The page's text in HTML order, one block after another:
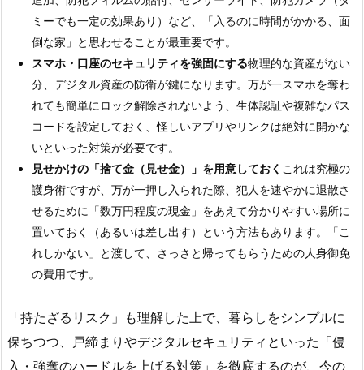
ミーでも一定の効果あり）など、「入るのに時間がかかる、面
倒な家」と思わせることが最重要です。
スマホ・口座のセキュリティを強固にする物理的な資産がない
分、デジタル資産の防衛が鍵になります。万が一スマホを奪わ
れても簡単にロック解除されないよう、生体認証や複雑なパス
コードを設定しておく、怪しいアプリやリンクは絶対に開かな
いといった対策が必要です。
見せかけの「捨て金（見せ金）」を用意しておく これは究極の
護身術ですが、万が一押し入られた際、犯人を速やかに退散さ
せるために「数万円程度の現金」をあえて分かりやすい場所に
置いておく（あるいは差し出す）という方法もあります。「こ
れしかない」と渡して、さっさと帰ってもらうための人身御免
の費用です。
「持たざるリスク」も理解した上で、暮らしをシンプルに
保ちつつ、戸締まりやデジタルセキュリティといった「侵
入・強奪のハードルを上げる対策」を徹底するのが、今の